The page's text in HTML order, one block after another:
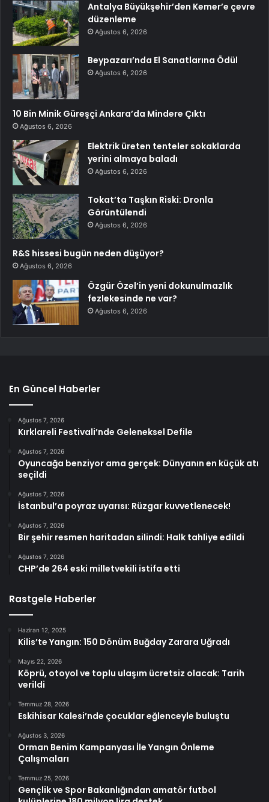
Antalya Büyükşehir’den Kemer’e çevre
düzenleme
Ağustos 6, 2026
Beypazarı’nda El Sanatlarına Ödül
Ağustos 6, 2026
10 Bin Minik Güreşçi Ankara’da Mindere Çıktı
Ağustos 6, 2026
Elektrik üreten tenteler sokaklarda
yerini almaya baladı
Ağustos 6, 2026
Tokat’ta Taşkın Riski: Dronla
Görüntülendi
Ağustos 6, 2026
R&S hissesi bugün neden düşüyor?
Ağustos 6, 2026
Özgür Özel’in yeni dokunulmazlık
fezlekesinde ne var?
Ağustos 6, 2026
En Güncel Haberler
Ağustos 7, 2026
Kırklareli Festivali’nde Geleneksel Defile
Ağustos 7, 2026
Oyuncağa benziyor ama gerçek: Dünyanın en küçük atı
seçildi
Ağustos 7, 2026
İstanbul’a poyraz uyarısı: Rüzgar kuvvetlenecek!
Ağustos 7, 2026
Bir şehir resmen haritadan silindi: Halk tahliye edildi
Ağustos 7, 2026
CHP’de 264 eski milletvekili istifa etti
Rastgele Haberler
Haziran 12, 2025
Kilis’te Yangın: 150 Dönüm Buğday Zarara Uğradı
Mayıs 22, 2026
Köprü, otoyol ve toplu ulaşım ücretsiz olacak: Tarih
verildi
Temmuz 28, 2026
Eskihisar Kalesi’nde çocuklar eğlenceyle buluştu
Ağustos 3, 2026
Orman Benim Kampanyası İle Yangın Önleme
Çalışmaları
Temmuz 25, 2026
Gençlik ve Spor Bakanlığından amatör futbol